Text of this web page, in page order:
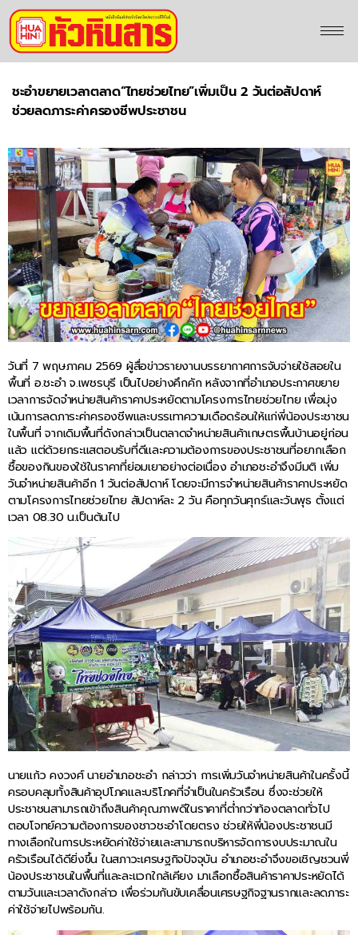
ชะอำขยายเวลาตลาด“ไทยช่วยไทย”เพิ่มเป็น 2 วันต่อสัปดาห์
ช่วยลดภาระค่าครองชีพประชาชน
วันที่ 7 พฤษภาคม 2569 ผู้สื่อข่าวรายงานบรรยากาศการจับจ่ายใช้สอยใน
พื้นที่ อ.ชะอำ จ.เพชรบุรี เป็นไปอย่างคึกคัก หลังจากที่อำเภอประกาศขยาย
เวลาการจัดจำหน่ายสินค้าราคาประหยัดตามโครงการไทยช่วยไทย เพื่อมุ่ง
เน้นการลดภาระค่าครองชีพและบรรเทาความเดือดร้อนให้แก่พี่น้องประชาชน
ในพื้นที่ จากเดิมพื้นที่ดังกล่าวเป็นตลาดจำหน่ายสินค้าเกษตรพื้นบ้านอยู่ก่อน
แล้ว แต่ด้วยกระแสตอบรับที่ดีและความต้องการของประชาชนที่อยากเลือก
ซื้อของกินของใช้ในราคาที่ย่อมเยาอย่างต่อเนื่อง อำเภอชะอำจึงมีมติ เพิ่ม
วันจำหน่ายสินค้าอีก 1 วันต่อสัปดาห์ โดยจะมีการจำหน่ายสินค้าราคาประหยัด
ตามโครงการไทยช่วยไทย สัปดาห์ละ 2 วัน คือทุกวันศุกร์และวันพุธ ตั้งแต่
เวลา 08.30 น.เป็นต้นไป
นายแก้ว คงวงศ์ นายอำเภอชะอำ กล่าวว่า การเพิ่มวันจำหน่ายสินค้าในครั้งนี้
ครอบคลุมทั้งสินค้าอุปโภคและบริโภคที่จำเป็นในครัวเรือน ซึ่งจะช่วยให้
ประชาชนสามารถเข้าถึงสินค้าคุณภาพดีในราคาที่ต่ำกว่าท้องตลาดทั่วไป
ตอบโจทย์ความต้องการของชาวชะอำโดยตรง ช่วยให้พี่น้องประชาชนมี
ทางเลือกในการประหยัดค่าใช้จ่ายและสามารถบริหารจัดการงบประมาณใน
ครัวเรือนได้ดียิ่งขึ้น ในสภาวะเศรษฐกิจปัจจุบัน อำเภอชะอำจึงขอเชิญชวนพี่
น้องประชาชนในพื้นที่และละแวกใกล้เคียง มาเลือกซื้อสินค้าราคาประหยัดได้
ตามวันและเวลาดังกล่าว เพื่อร่วมกันขับเคลื่อนเศรษฐกิจฐานรากและลดภาระ
ค่าใช้จ่ายไปพร้อมกัน.